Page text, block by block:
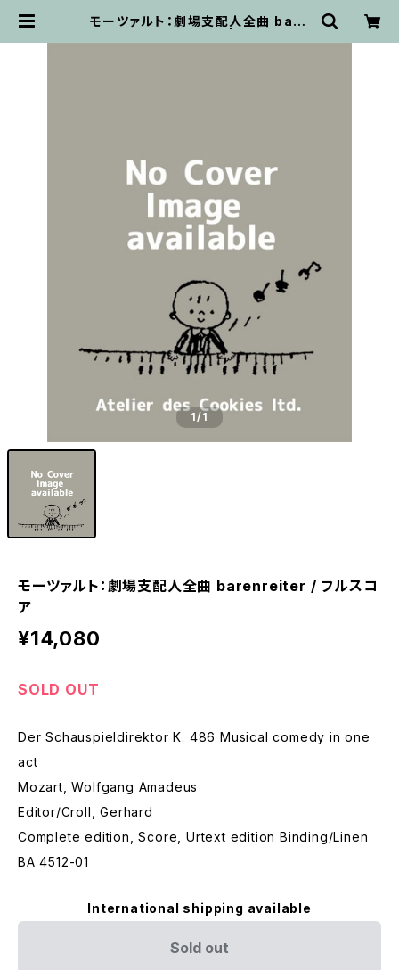
モーツァルト：劇場支配人全曲 bare
1/1
モーツァルト：劇場支配人全曲 barenreiter / フルスコ
ア
¥14,080
SOLD OUT
Der Schauspieldirektor K. 486 Musical comedy in one
act
Mozart, Wolfgang Amadeus
Editor/Croll, Gerhard
Complete edition, Score, Urtext edition Binding/Linen
BA 4512-01
International shipping available
Sold out